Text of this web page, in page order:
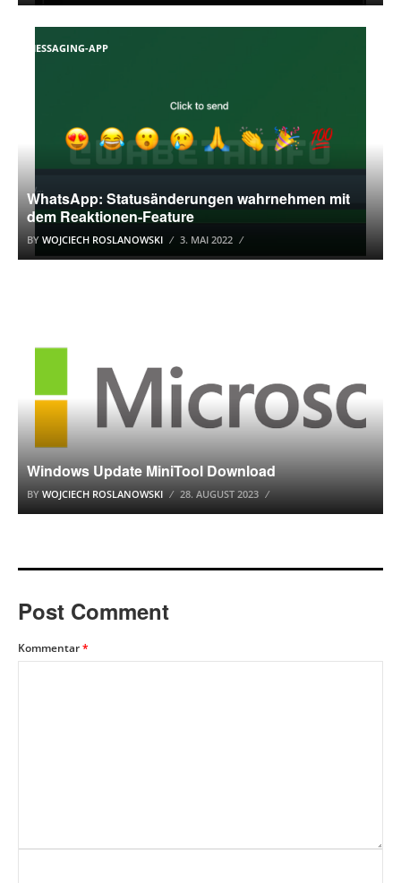
MESSAGING-APP
WhatsApp: Statusänderungen wahrnehmen mit
dem Reaktionen-Feature
BY WOJCIECH ROSLANOWSKI 3. MAI 2022
Windows Update MiniTool Download
BY WOJCIECH ROSLANOWSKI 28. AUGUST 2023
Post Comment
Kommentar*